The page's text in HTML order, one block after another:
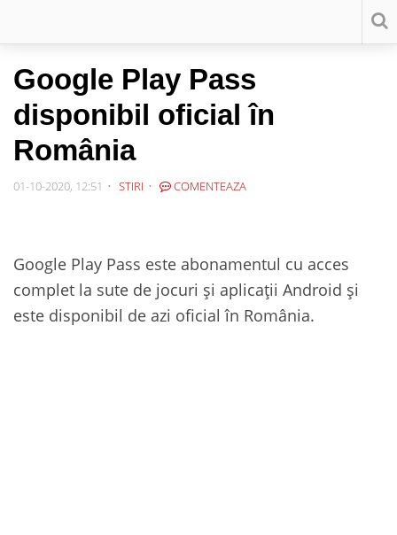
Google Play Pass
disponibil oficial în
România
01-10-2020, 12:51 STIRI COMENTEAZA
Google Play Pass este abonamentul cu acces
complet la sute de jocuri și aplicații Android și
este disponibil de azi oficial în România.